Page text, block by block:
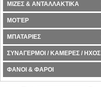
ΜΙΖΕΣ & ΑΝΤΑΛΛΑΚΤΙΚΑ
ΜΟΤΈΡ
ΜΠΑΤΑΡΙΕΣ
ΣΥΝΑΓΕΡΜΟΙ / ΚΑΜΕΡΕΣ / ΗΧΟΣ
ΦΑΝΟΙ & ΦΑΡΟΙ